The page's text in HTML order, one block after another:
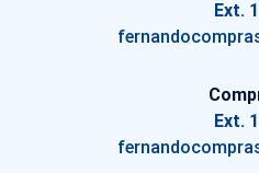
Ext.
Ext.